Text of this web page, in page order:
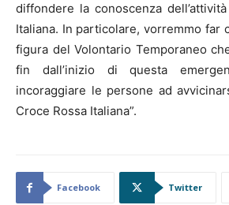
diffondere la conoscenza
Italiana. In particolare, vorremmo far
figura del Volontario Temporaneo
fin dall’inizio di questa
incoraggiare le persone ad
Croce Rossa Italiana”.
Facebook Twitter